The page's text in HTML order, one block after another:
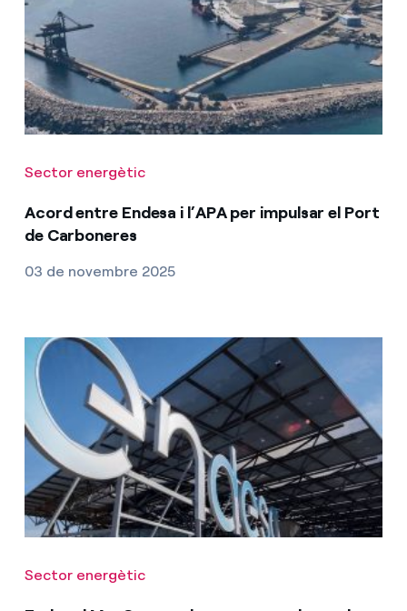
Sector energètic
Acord entre Endesa i l’APA per impulsar el Port
de Carboneres
03 de novembre 2025
Sector energètic